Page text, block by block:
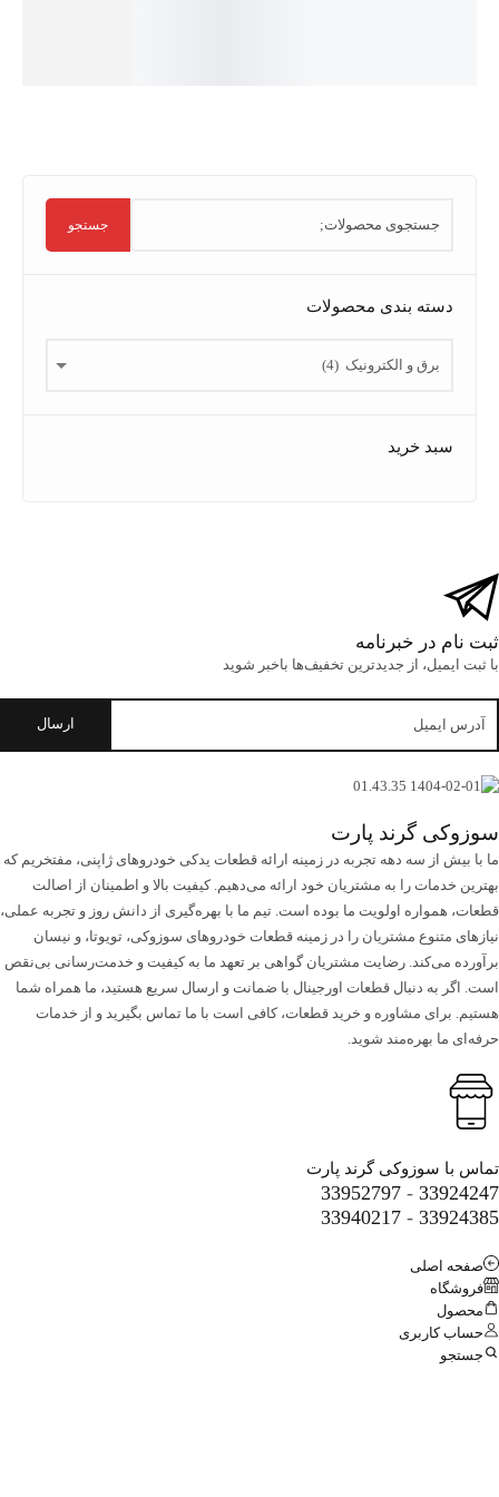
بندی محصولات
خرید
در خبرنامه
از جدید‌ترین تخفیف‌ها با‌خبر شوید
گرند پارت
از سه دهه تجربه در زمینه ارائه قطعات یدکی خودروهای ژاپنی، مفتخریم که
را به مشتریان خود ارائه می‌دهیم. کیفیت بالا و اطمینان از اصالت
اولویت ما بوده است. تیم ما با بهره‌گیری از دانش روز و تجربه عملی،
متنوع مشتریان را در زمینه قطعات خودروهای سوزوکی، تویوتا، و نیسان
می‌کند. رضایت مشتریان گواهی بر تعهد ما به کیفیت و خدمت‌رسانی بی‌نقص
به دنبال قطعات اورجینال با ضمانت و ارسال سریع هستید، ما همراه شما
مشاوره و خرید قطعات، کافی است با ما تماس بگیرید و از خدمات
بهره‌مند شوید.
سوزوکی گرند پارت
-
33952797
-
33940217
اصلی
کاربری